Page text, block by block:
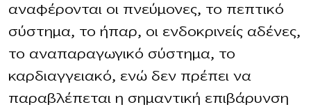
αναφέρονται οι πνεύμονες, το πεπτικό
σύστημα, το ήπαρ, οι ενδοκρινείς αδένες,
το αναπαραγωγικό σύστημα, το
καρδιαγγειακό, ενώ δεν πρέπει να
παραβλέπεται η σημαντική επιβάρυνση